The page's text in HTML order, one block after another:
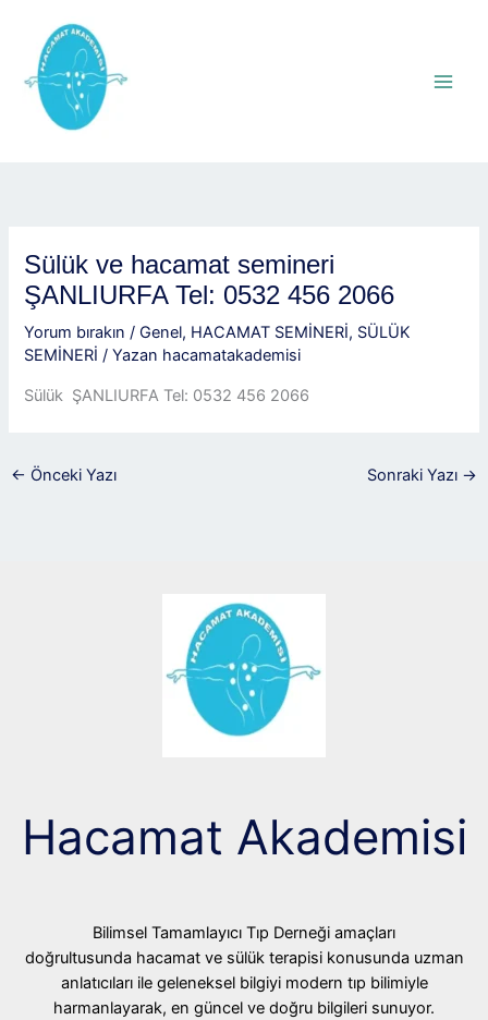
Sülük ve hacamat semineri
ŞANLIURFA Tel: 0532 456 2066
Yorum bırakın /Genel, HACAMAT SEMİNERİ, SÜLÜK
SEMİNERİ / Yazan hacamatakademisi
Sülük ŞANLIURFA Tel: 0532 456 2066
← Önceki Yazı Sonraki Yazı →
Hacamat Akademisi
Bilimsel Tamamlayıcı Tıp Derneği amaçları
doğrultusunda hacamat ve sülük terapisi konusunda uzman
anlatıcıları ile geleneksel bilgiyi modern tıp bilimiyle
harmanlayarak, en güncel ve doğru bilgileri sunuyor.